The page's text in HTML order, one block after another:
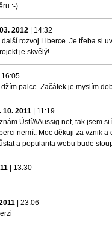
:-)
2012 14:32
rozvoj Liberce. Je třeba si
je skvělý!
16:05
palce. Začátek je myslím
10. 2011 11:19
Ústí///Aussig.net, tak jsem
nemít. Moc děkuji za vznik a
a popularita webu bude
13:30
23:06